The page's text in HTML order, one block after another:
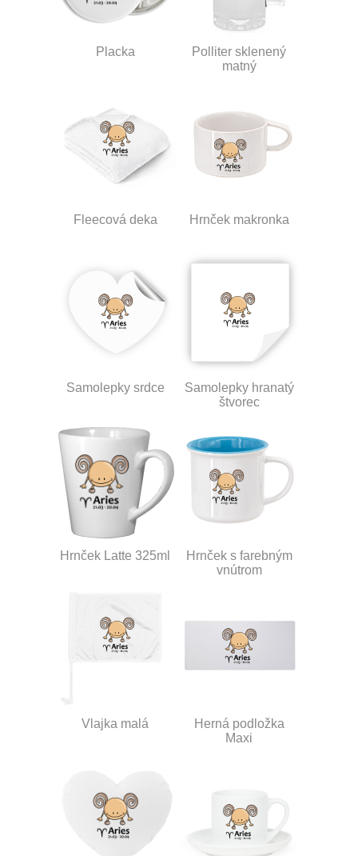
Placka
Polliter sklenený
matný
Fleecová deka Hrnček makronka
Samolepky srdce
Samolepky hranatý
štvorec
Hrnček Latte 325ml
Hrnček s farebným
vnútrom
Vlajka malá
Herná podložka
Maxi